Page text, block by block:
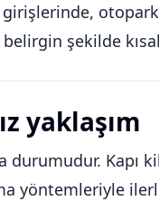
şekilde
yaklaşım
durumudur. Kapı
yöntemleriyle